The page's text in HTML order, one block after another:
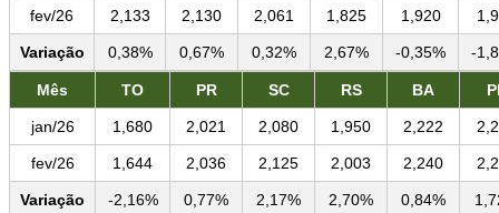
fev/26 2,133 2,130 2,061 1,825 1,920
Variação 0,38% 0,67% 0,32% 2,67% -0,35% -
Mês TO PR SC RS BA
jan/26 1,680 2,021 2,080 1,950 2,222
fev/26 1,644 2,036 2,125 2,003 2,240
Variação -2,16% 0,77% 2,17% 2,70% 0,84%